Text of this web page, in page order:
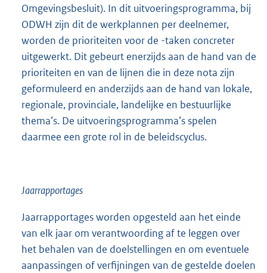
Omgevingsbesluit). In dit uitvoeringsprogramma, bij
ODWH zijn dit de werkplannen per deelnemer,
worden de prioriteiten voor de -taken concreter
uitgewerkt. Dit gebeurt enerzijds aan de hand van de
prioriteiten en van de lijnen die in deze nota zijn
geformuleerd en anderzijds aan de hand van lokale,
regionale, provinciale, landelijke en bestuurlijke
thema’s. De uitvoeringsprogramma’s spelen
daarmee een grote rol in de beleidscyclus.
Jaarrapportages
Jaarrapportages worden opgesteld aan het einde
van elk jaar om verantwoording af te leggen over
het behalen van de doelstellingen en om eventuele
aanpassingen of verfijningen van de gestelde doelen